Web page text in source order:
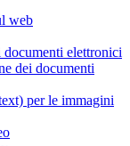
web
elettronici
dei documenti
per le immagini